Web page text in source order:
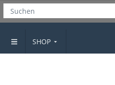
SHOP
Möbelgriff